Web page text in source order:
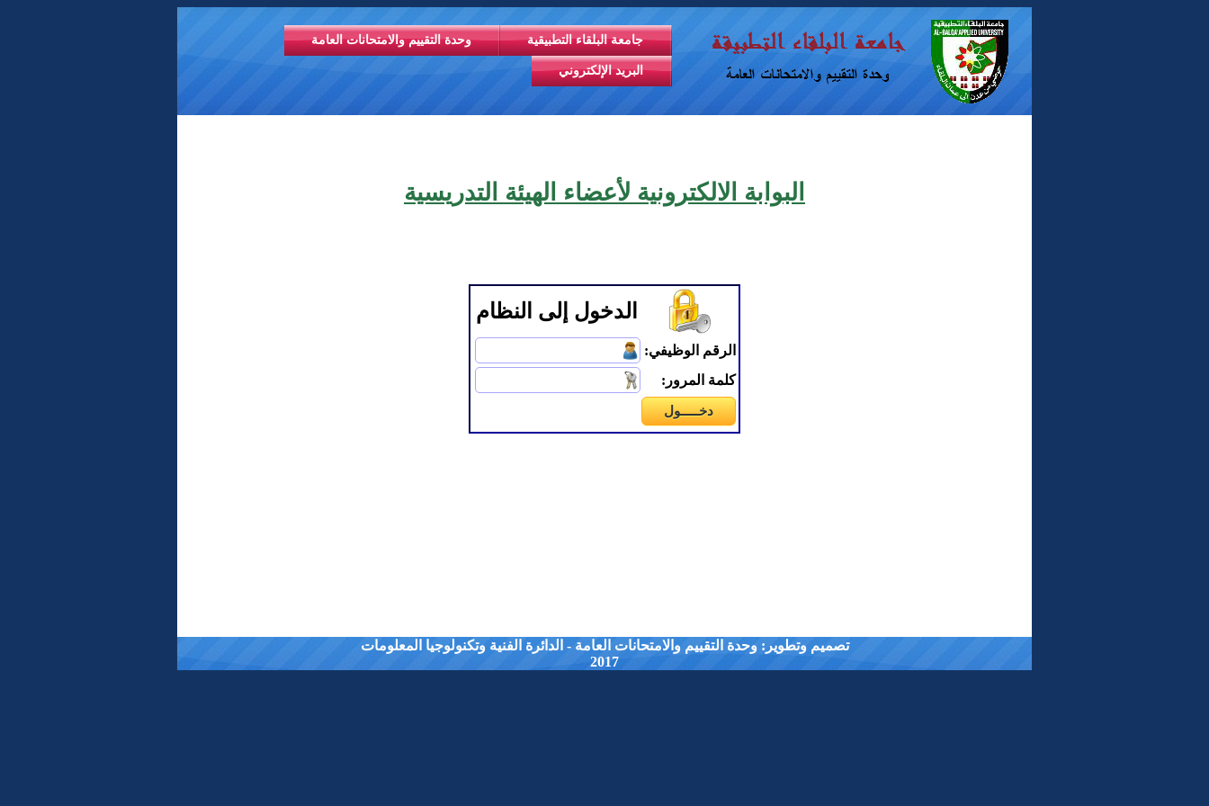
جامعة البلقاء التطبيقية وحدة التقييم والامتحانات العامة
البريد الإلكتروني
البوابة الالكترونية لأعضاء الهيئة التدريسية
الدخول إلى النظام
الرقم الوظيفي:
كلمة المرور:
تصميم وتطوير: وحدة التقييم والامتحانات العامة - الدائرة الفنية وتكنولوجيا المعلومات
2017